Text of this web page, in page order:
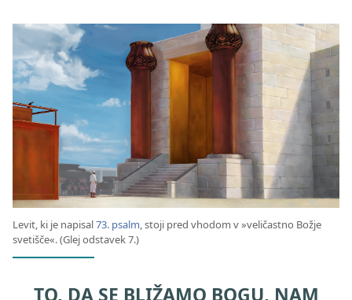
Levit, ki je napisal73. psalm, stoji pred vhodom v »veličastno Božje
svetišče«. (Glej odstavek 7.)
TO, DA SE BLIŽAMO BOGU, NAM